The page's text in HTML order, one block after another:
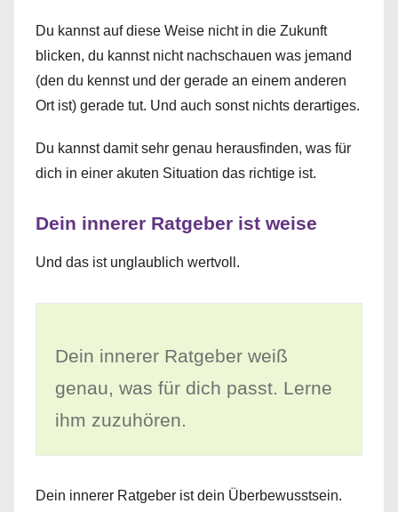
Du kannst auf diese Weise nicht in die Zukunft
blicken, du kannst nicht nachschauen was jemand
(den du kennst und der gerade an einem anderen
Ort ist) gerade tut. Und auch sonst nichts derartiges.
Du kannst damit sehr genau herausfinden, was für
dich in einer akuten Situation das richtige ist.
Dein innerer Ratgeber ist weise
Und das ist unglaublich wertvoll.
Dein innerer Ratgeber weiß
genau, was für dich passt. Lerne
ihm zuzuhören.
Dein innerer Ratgeber ist dein Überbewusstsein.